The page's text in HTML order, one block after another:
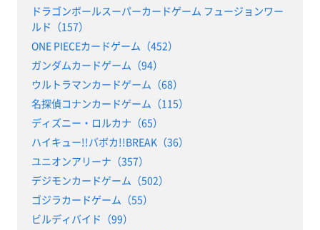
ドラゴンボールスーパーカードゲーム フュージョンワー
ルド（157）
ONE PIECEカードゲーム（452）
ガンダムカードゲーム（94）
ウルトラマンカードゲーム（68）
名探偵コナンカードゲーム（115）
ディズニー・ロルカナ（65）
ハイキュー!!バボカ!!BREAK（36）
ユニオンアリーナ（357）
デジモンカードゲーム（502）
ゴジラカードゲーム（55）
ビルディバイド（99）